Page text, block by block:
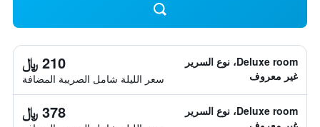
Deluxe room، نوع السرير
غير معروف
210 ﷼
سعر الليلة شامل الصريبة المضافة
Deluxe room، نوع السرير
378 ﷼